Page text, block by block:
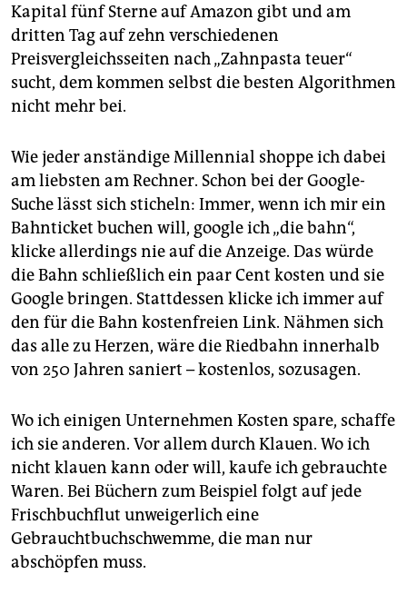
Kapital fünf Sterne auf Amazon gibt und am
dritten Tag auf zehn verschiedenen
Preisvergleichsseiten nach „Zahnpasta teuer“
sucht, dem kommen selbst die besten Algorithmen
nicht mehr bei.
Wie jeder anständige Millennial shoppe ich dabei
am liebsten am Rechner. Schon bei der Google-
Suche lässt sich sticheln: Immer, wenn ich mir ein
Bahnticket buchen will, google ich „die bahn“,
klicke allerdings nie auf die Anzeige. Das würde
die Bahn schließlich ein paar Cent kosten und sie
Google bringen. Stattdessen klicke ich immer auf
den für die Bahn kostenfreien Link. Nähmen sich
das alle zu Herzen, wäre die Riedbahn innerhalb
von 250 Jahren saniert – kostenlos, sozusagen.
Wo ich einigen Unternehmen Kosten spare, schaffe
ich sie anderen. Vor allem durch Klauen. Wo ich
nicht klauen kann oder will, kaufe ich gebrauchte
Waren. Bei Büchern zum Beispiel folgt auf jede
Frischbuchflut unweigerlich eine
Gebrauchtbuchschwemme, die man nur
abschöpfen muss.